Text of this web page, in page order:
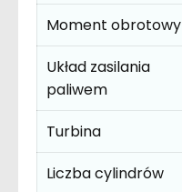
Moment obrotowy
Układ zasilania
paliwem
Turbina
Liczba cylindrów